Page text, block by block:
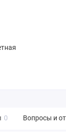
0 Вопросы и